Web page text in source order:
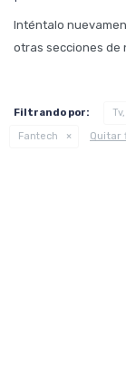
Inténtalo
otras secciones de
Filtrando por:
Fantech
Quitar